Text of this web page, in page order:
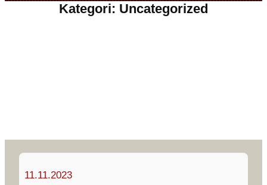
Kategori: Uncategorized
11.11.2023